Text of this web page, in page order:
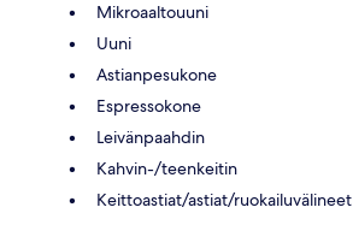
Mikroaaltouuni
Uuni
Astianpesukone
Espressokone
Leivänpaahdin
Kahvin-/teenkeitin
Keittoastiat/astiat/ruokailuvälineet